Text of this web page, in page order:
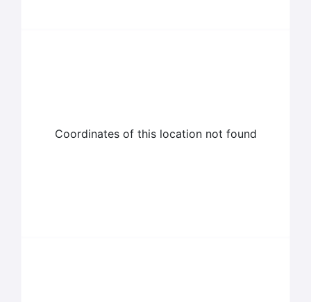
Coordinates of this location not found